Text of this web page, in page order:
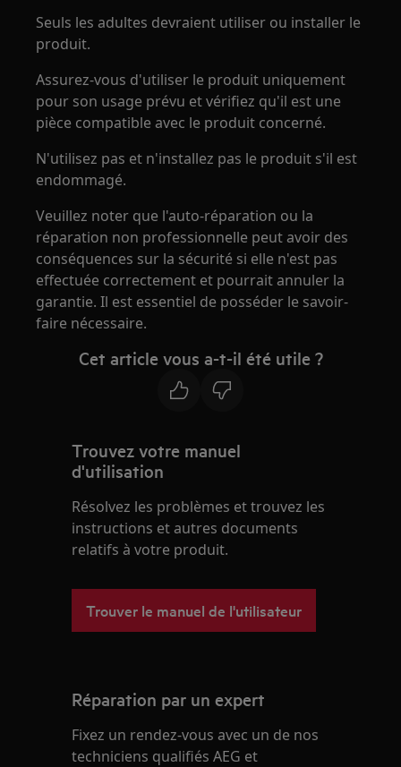
Seuls les adultes devraient utiliser ou installer le
produit.
Assurez-vous d'utiliser le produit uniquement
pour son usage prévu et vérifiez qu'il est une
pièce compatible avec le produit concerné.
N'utilisez pas et n'installez pas le produit s'il est
endommagé.
Veuillez noter que l'auto-réparation ou la
réparation non professionnelle peut avoir des
conséquences sur la sécurité si elle n'est pas
effectuée correctement et pourrait annuler la
garantie. Il est essentiel de posséder le savoir-
faire nécessaire.
Cet article vous a-t-il été utile ?
Trouvez votre manuel
d'utilisation
Résolvez les problèmes et trouvez les
instructions et autres documents
relatifs à votre produit.
Trouver le manuel de l'utilisateur
Réparation par un expert
Fixez un rendez-vous avec un de nos
techniciens qualifiés AEG et